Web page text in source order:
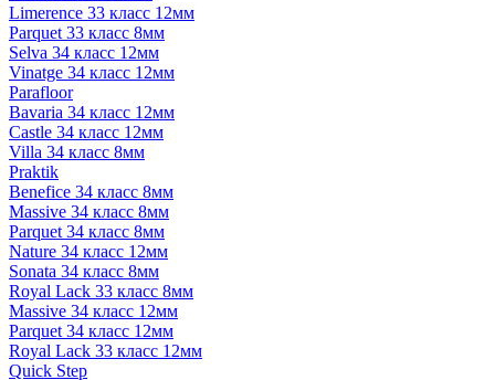
Limerence 33 класс 12мм
Parquet 33 класс 8мм
Selva 34 класс 12мм
Vinatge 34 класс 12мм
Parafloor
Bavaria 34 класс 12мм
Castle 34 класс 12мм
Villa 34 класс 8мм
Praktik
Benefice 34 класс 8мм
Massive 34 класс 8мм
Parquet 34 класс 8мм
Nature 34 класс 12мм
Sonata 34 класс 8мм
Royal Lack 33 класс 8мм
Massive 34 класс 12мм
Parquet 34 класс 12мм
Royal Lack 33 класс 12мм
Quick Step